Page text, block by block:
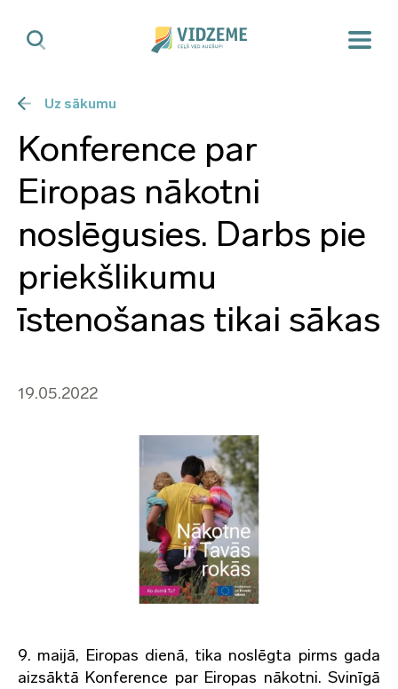
Uz sākumu
Konference par
Eiropas nākotni
noslēgusies. Darbs pie
priekšlikumu
īstenošanas tikai sākas
19.05.2022
9. maijā, Eiropas dienā, tika noslēgta pirms gada
aizsāktā Konference par Eiropas nākotni. Svinīgā